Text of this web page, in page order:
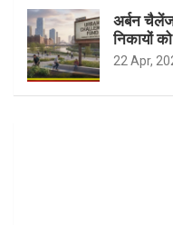
अर्बन
निकायों
22 Apr,